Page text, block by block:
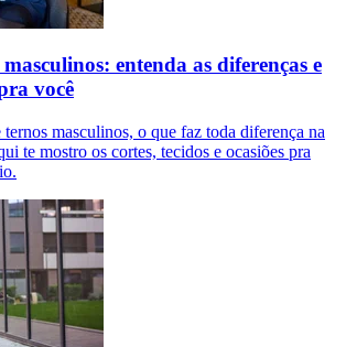
entenda as diferenças e
você
masculinos, o que faz toda diferença na
te mostro os cortes, tecidos e ocasiões pra